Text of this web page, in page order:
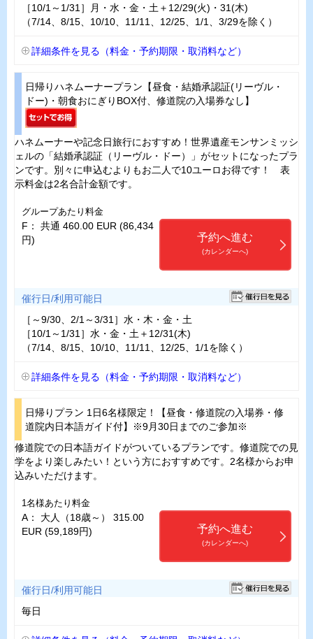
［10/1～1/31］月・水・金・土＋12/29(火)・31(木)
（7/14、8/15、10/10、11/11、12/25、1/1、3/29を除く）
詳細条件を見る（料金・予約期限・取消料など）
日帰りハネムーナープラン【昼食・結婚承認証(リーヴル・
ドー)・朝食おにぎりBOX付、修道院の入場券なし】
ハネムーナーや記念日旅行におすすめ！世界遺産モンサンミッシ
ェルの「結婚承認証（リーヴル・ドー）」がセットになったプラ
ンです。別々に申込むよりもお二人で10ユーロお得です！ 表
示料金は2名合計金額です。
グループあたり料金
F： 共通 460.00 EUR (86,434
円)
予約へ進む
(カレンダーへ)
催行日/利用可能日
［～9/30、2/1～3/31］水・木・金・土
［10/1～1/31］水・金・土＋12/31(木)
（7/14、8/15、10/10、11/11、12/25、1/1を除く）
詳細条件を見る（料金・予約期限・取消料など）
日帰りプラン 1日6名様限定！【昼食・修道院の入場券・修
道院内日本語ガイド付】※9月30日までのご参加※
修道院での日本語ガイドがついているプランです。修道院での見
学をより楽しみたい！という方におすすめです。2名様からお申
込みいただけます。
1名様あたり料金
A： 大人（18歳～） 315.00
EUR (59,189円)
予約へ進む
(カレンダーへ)
催行日/利用可能日
毎日